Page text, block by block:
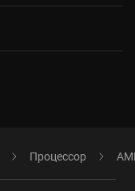
Процессор